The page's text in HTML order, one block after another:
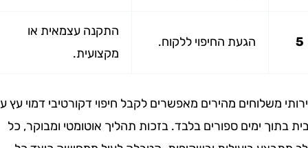
הגעת החיפוי ללקוח.
התקנה עצמאית או
מקצועית.
משלוחים מהירים מאפשרים לקבל חיפוי דקורטיבי דמוי עץ עד
ימים ספורים בלבד. בזכות תהליך אוטומטי ומבוקר, כל